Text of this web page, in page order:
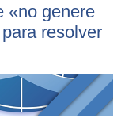
«no genere
resolver